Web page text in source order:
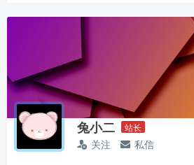
兔小二 站长
关注 私信